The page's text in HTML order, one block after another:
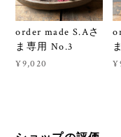
order made S.Aさ
ま専用 No.3
¥9,020